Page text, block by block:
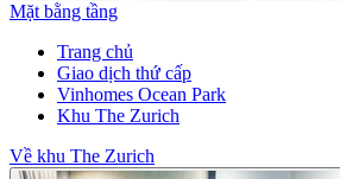
Mặt bằng tầng
Trang chủ
Giao dịch thứ cấp
Vinhomes Ocean Park
Khu The Zurich
Về khu The Zurich